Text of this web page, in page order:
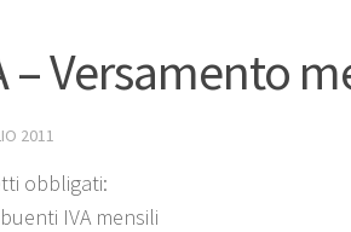
– Versamento
2011
obbligati:
IVA mensili